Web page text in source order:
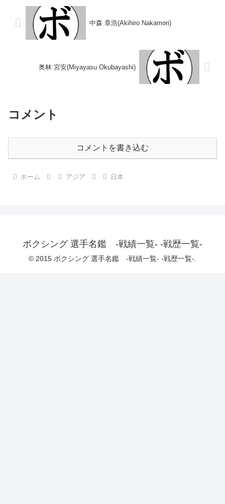
判定 (採点...
中森 章浩(Akihiro Nakamori)
奥林 宮安(Miyayasu Okubayashi)
コメント
コメントを書き込む
ホーム アジア 日本
ボクシング 選手名鑑 -戦績一覧- -戦歴一覧-
© 2015 ボクシング 選手名鑑 -戦績一覧- -戦歴一覧-.